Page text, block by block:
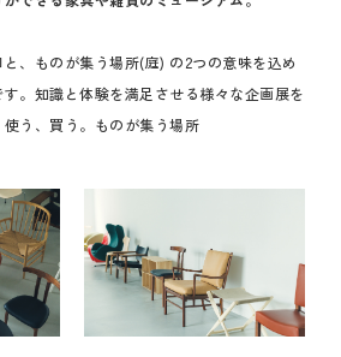
、ものが集う場所(庭) の2つの意味を込め
。知識と体験を満足させる様々な企画展を
う、買う。ものが集う場所